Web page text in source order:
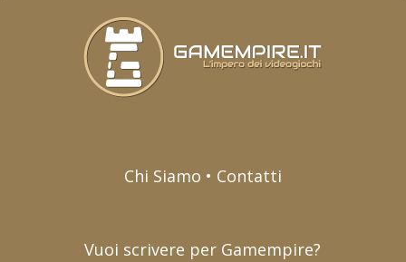
Chi Siamo • Contatti
Vuoi scrivere per Gamempire?